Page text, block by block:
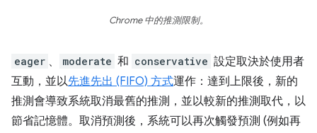
Chrome 中的推測限制。
eager 、 moderate 和 conservative 設定取決於使用者
互動，並以先進先出 (FIFO) 方式運作：達到上限後，新的
推測會導致系統取消最舊的推測，並以較新的推測取代，以
節省記憶體。取消預測後，系統可以再次觸發預測 (例如再